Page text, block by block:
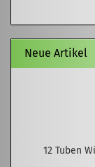
Neue Artikel
12 Tuben